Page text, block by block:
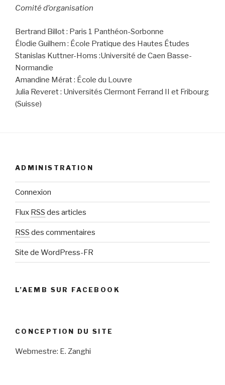
Comité d’organisation
Bertrand Billot : Paris 1 Panthéon-Sorbonne
Élodie Guilhem : École Pratique des Hautes Études
Stanislas Kuttner-Homs :Université de Caen Basse-
Normandie
Amandine Mérat : École du Louvre
Julia Reveret : Universités Clermont Ferrand II et Fribourg
(Suisse)
ADMINISTRATION
Connexion
Flux RSS des articles
RSS des commentaires
Site de WordPress-FR
L’AEMB SUR FACEBOOK
CONCEPTION DU SITE
Webmestre: E. Zanghi